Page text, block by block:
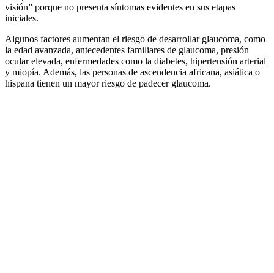
visión” porque no presenta síntomas evidentes en sus etapas
iniciales.
Algunos factores aumentan el riesgo de desarrollar glaucoma, como
la edad avanzada, antecedentes familiares de glaucoma, presión
ocular elevada, enfermedades como la diabetes, hipertensión arterial
y miopía. Además, las personas de ascendencia africana, asiática o
hispana tienen un mayor riesgo de padecer glaucoma.